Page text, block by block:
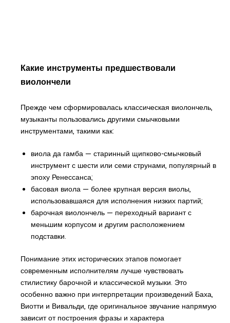
Какие инструменты предшествовали
виолончели
Прежде чем сформировалась классическая виолончель,
музыканты пользовались другими смычковыми
инструментами, такими как:
виола да гамба — старинный щипково-смычковый
инструмент с шести или семи струнами, популярный в
эпоху Ренессанса;
басовая виола — более крупная версия виолы,
использовавшаяся для исполнения низких партий;
барочная виолончель — переходный вариант с
меньшим корпусом и другим расположением
подставки.
Понимание этих исторических этапов помогает
современным исполнителям лучше чувствовать
стилистику барочной и классической музыки. Это
особенно важно при интерпретации произведений Баха,
Виотти и Вивальди, где оригинальное звучание напрямую
зависит от построения фразы и характера